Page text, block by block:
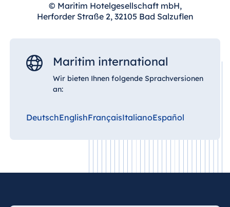
© Maritim Hotelgesellschaft mbH,
Herforder Straße 2, 32105 Bad Salzuflen
Maritim international
Wir bieten Ihnen folgende Sprachversionen
an:
DeutschEnglishFrançaisItalianoEspañol